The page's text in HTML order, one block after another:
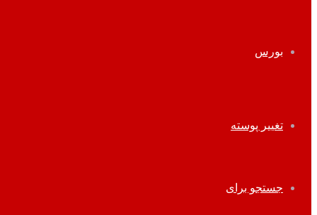
بورس
تغییر پوسته
جستجو برای